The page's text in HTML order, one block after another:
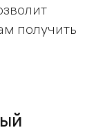
получить